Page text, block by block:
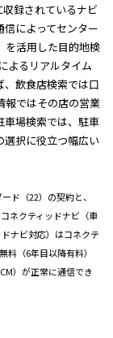
録されているナビ
によってセンター
を活用した目的地検
よるリアルタイム
、飲食店検索では口
報ではその店の営業
車場検索では、駐車
択に役立つ幅広い
ド（22）の契約と、
ネクティッドナビ（車
ナビ対応）はコネクテ
（6年目以降有料）
）が正常に通信でき